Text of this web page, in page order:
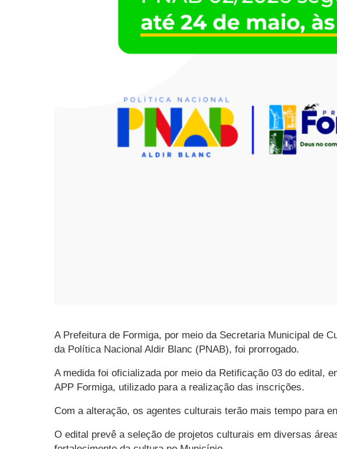
A Prefeitura de Formiga, por meio da Secretaria Municipal de
da Política Nacional Aldir Blanc (PNAB), foi prorrogado.
A medida foi oficializada por meio da Retificação 03 do edital,
APP Formiga, utilizado para a realização das inscrições.
Com a alteração, os agentes culturais terão mais tempo para
O edital prevê a seleção de projetos culturais em diversas